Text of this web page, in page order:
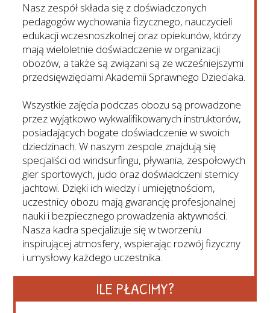
Nasz zespół składa się z doświadczonych
pedagogów wychowania fizycznego, nauczycieli
edukacji wczesnoszkolnej oraz opiekunów, którzy
mają wieloletnie doświadczenie w organizacji
obozów, a także są związani są ze wcześniejszymi
przedsięwzięciami Akademii Sprawnego Dzieciaka.
Wszystkie zajęcia podczas obozu są prowadzone
przez wyjątkowo wykwalifikowanych instruktorów,
posiadających bogate doświadczenie w swoich
dziedzinach. W naszym zespole znajdują się
specjaliści od windsurfingu, pływania, zespołowych
gier sportowych, judo oraz doświadczeni sternicy
jachtowi. Dzięki ich wiedzy i umiejętnościom,
uczestnicy obozu mają gwarancję profesjonalnej
nauki i bezpiecznego prowadzenia aktywności.
Nasza kadra specjalizuje się w tworzeniu
inspirującej atmosfery, wspierając rozwój fizyczny
i umysłowy każdego uczestnika.
ILE PŁACIMY?